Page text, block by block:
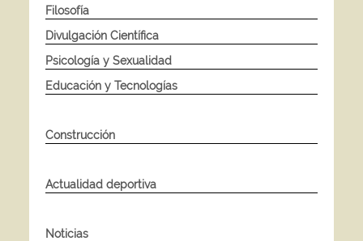
Filosofía
Divulgación Científica
Psicología y Sexualidad
Educación y Tecnologías
Construcción
Actualidad deportiva
Noticias